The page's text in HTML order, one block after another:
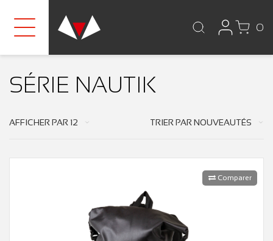
0
SÉRIE NAUTIK
AFFICHER PAR 12 TRIER PAR NOUVEAUTÉS
Comparer